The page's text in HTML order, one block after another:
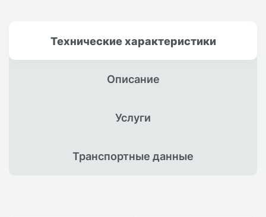
Техническиехарактеристики
Описание
Услуги
Транспортныеданные